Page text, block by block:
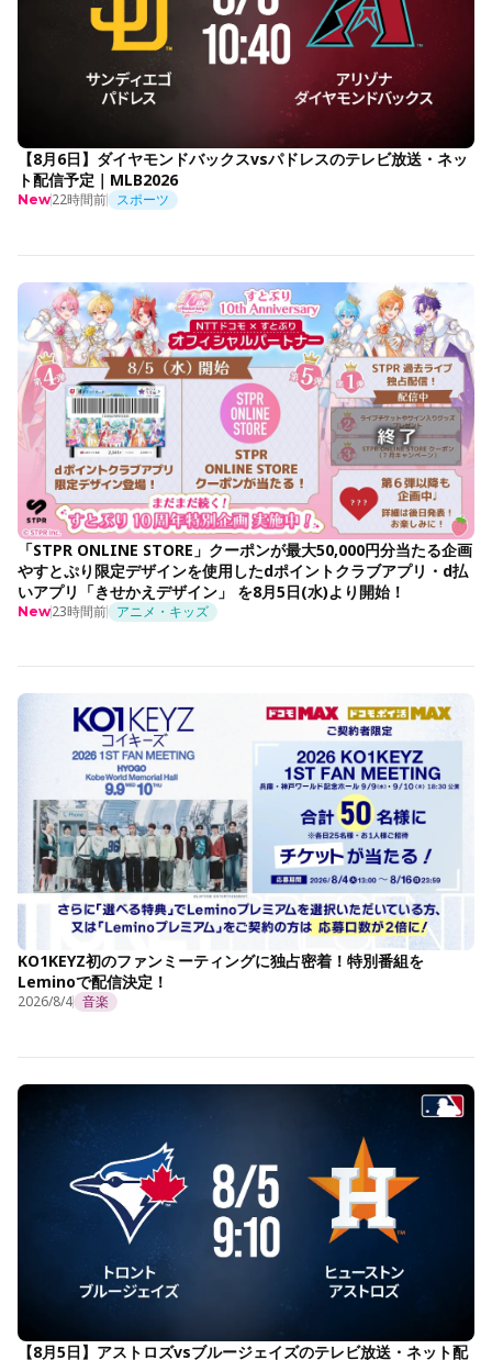
【8月6日】ダイヤモンドバックスvsパドレスのテレビ放送・ネッ
ト配信予定｜MLB2026
New22時間前 スポーツ
「STPR ONLINE STORE」クーポンが最大50,000円分当たる企画
やすとぷり限定デザインを使用したdポイントクラブアプリ・d払
いアプリ「きせかえデザイン」 を8月5日(水)より開始！
New23時間前 アニメ・キッズ
KO1KEYZ初のファンミーティングに独占密着！特別番組を
Leminoで配信決定！
2026/8/4 音楽
【8月5日】アストロズvsブルージェイズのテレビ放送・ネット配